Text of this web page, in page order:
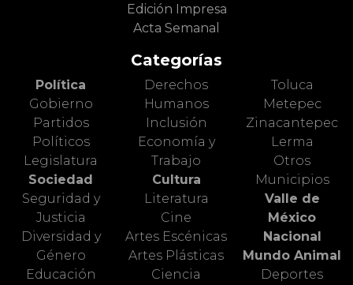
Edición Impresa
Acta Semanal
Categorías
Política
Gobierno
Partidos
Políticos
Legislatura
Sociedad
Seguridad y
Justicia
Diversidad y
Género
Educación
Derechos
Humanos
Inclusión
Economía y
Trabajo
Cultura
Literatura
Cine
Artes Escénicas
Artes Plásticas
Ciencia
Toluca
Metepec
Zinacantepec
Lerma
Otros
Municipios
Valle de
México
Nacional
Mundo Animal
Deportes